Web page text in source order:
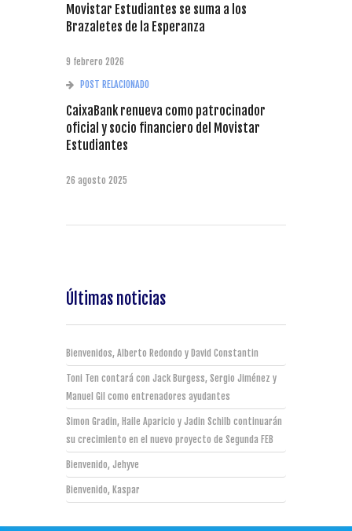
Movistar Estudiantes se suma a los
Brazaletes de la Esperanza
9 febrero 2026
POST RELACIONADO
CaixaBank renueva como patrocinador
oficial y socio financiero del Movistar
Estudiantes
26 agosto 2025
Últimas noticias
Bienvenidos, Alberto Redondo y David Constantin
Toni Ten contará con Jack Burgess, Sergio Jiménez y
Manuel Gil como entrenadores ayudantes
Simon Gradin, Haile Aparicio y Jadin Schilb continuarán
su crecimiento en el nuevo proyecto de Segunda FEB
Bienvenido, Jehyve
Bienvenido, Kaspar